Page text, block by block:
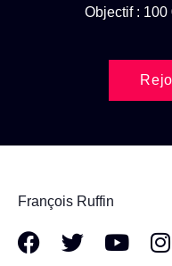
Objectif : 100
François Ruffin